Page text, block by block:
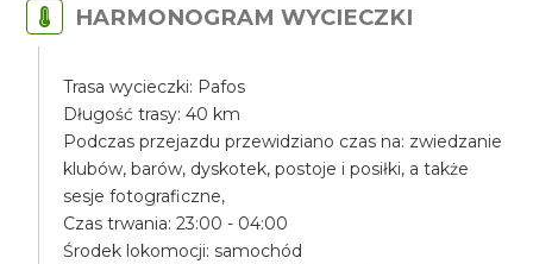
HARMONOGRAM WYCIECZKI
Trasa wycieczki: Pafos
Długość trasy: 40 km
Podczas przejazdu przewidziano czas na: zwiedzanie
klubów, barów, dyskotek, postoje i posiłki, a także
sesje fotograficzne,
Czas trwania: 23:00 - 04:00
Środek lokomocji: samochód